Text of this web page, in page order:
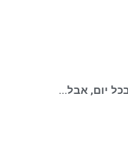
יום, אבל…